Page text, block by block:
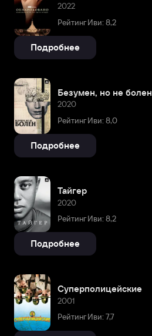
2022
Рейтинг Иви: 8,2
Подробнее
Безумен, но не болен
2020
Рейтинг Иви: 8,0
Подробнее
Тайгер
2020
Рейтинг Иви: 8,2
Подробнее
Суперполицейские
2001
Рейтинг Иви: 7,7